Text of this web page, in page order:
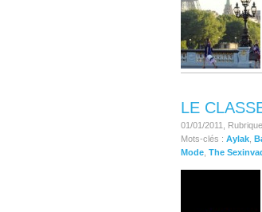
LE
01/01/2011, Rubrique
Mots-clés : Aylak
Mode The